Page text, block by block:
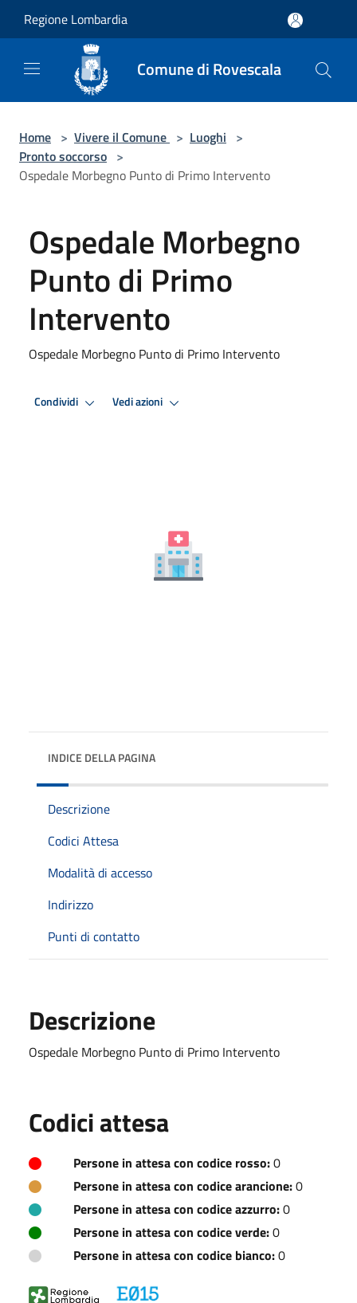
Regione Lombardia
Comune di Rovescala
Home > Vivere il Comune > Luoghi >
Pronto soccorso >
Ospedale Morbegno Punto di Primo Intervento
Ospedale Morbegno
Punto di Primo
Intervento
Ospedale Morbegno Punto di Primo Intervento
Condividi Vedi azioni
INDICE DELLA PAGINA
Descrizione
Codici Attesa
Modalità di accesso
Indirizzo
Punti di contatto
Descrizione
Ospedale Morbegno Punto di Primo Intervento
Codici attesa
Persone in attesa con codice rosso:0
Persone in attesa con codice arancione:0
Persone in attesa con codice azzurro:0
Persone in attesa con codice verde:0
Persone in attesa con codice bianco:0